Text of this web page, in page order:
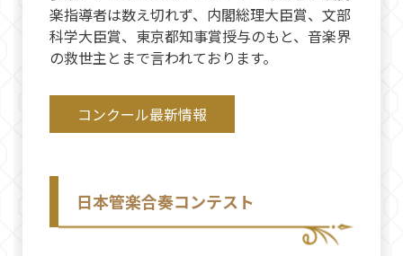
楽指導者は数え切れず、内閣総理大臣賞、文部
科学大臣賞、東京都知事賞授与のもと、音楽界
の救世主とまで言われております。
コンクール最新情報
日本管楽合奏コンテスト